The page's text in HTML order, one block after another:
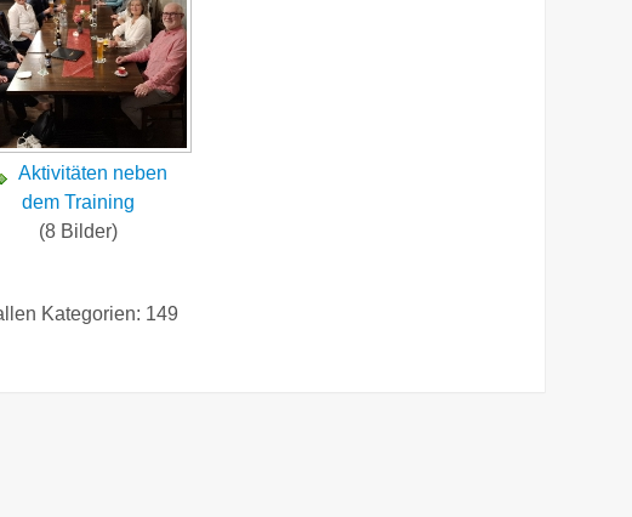
Aktivitäten neben
dem Training
(8 Bilder)
Kategorien: 149